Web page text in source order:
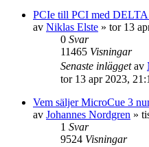
PCIe till PCI med
av Niklas Elste » tor 13
0 Svar
11465 Visningar
Senaste inläggetav
tor 13 apr 2023,
Vem säljer MicroCue 3
av Johannes Nordgren »
1 Svar
9524 Visningar